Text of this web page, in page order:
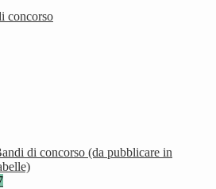
concorso
di concorso (da pubblicare in